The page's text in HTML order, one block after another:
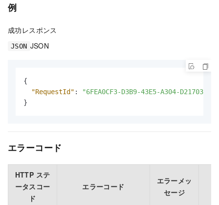
例
成功レスポンス
JSON JSON
{
"RequestId" :
"6FEA0CF3-D3B9-43E5-A304-
}
エラーコード
HTTP ステ
ータスコー
ド
エラーコード
エラーメッ
セージ